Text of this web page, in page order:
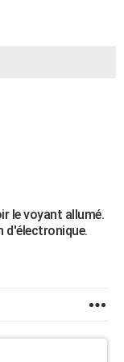
le voyant allumé.
d'électronique.